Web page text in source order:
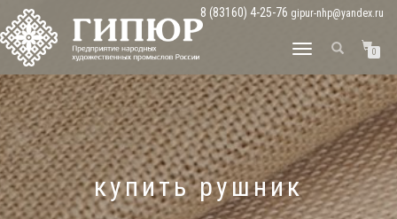
8 (83160) 4-25-76 gipur-nhp@yandex.ru
ПЕРЕКЛЮЧИТЬ
0
купить рушник